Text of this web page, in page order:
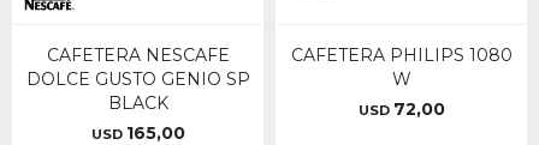
CAFETERA NESCAFE
DOLCE GUSTO GENIO SP
BLACK
USD 165,00
CAFETERA PHILIPS 1080
W
USD 72,00